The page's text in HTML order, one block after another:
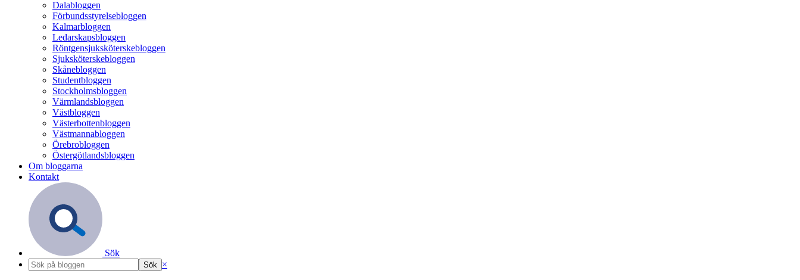
Dalabloggen
Förbundsstyrelsebloggen
Kalmarbloggen
Ledarskapsbloggen
Röntgensjuksköterskebloggen
Sjuksköterskebloggen
Skånebloggen
Studentbloggen
Stockholmsbloggen
Värmlandsbloggen
Västbloggen
Västerbottenbloggen
Västmannabloggen
Örebrobloggen
Östergötlandsbloggen
Om bloggarna
Kontakt
Sök
×